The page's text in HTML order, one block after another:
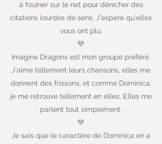
à fouiner sur le net pour dénicher des
citations lourdes de sens. J'espère qu'elles
vous ont plu.
💚
Imagine Dragons est mon groupe préféré.
J'aime tellement leurs chansons, elles me
donnent des frissons, et comme Dominica,
je me retrouve tellement en elles. Elles me
parlent tout simplement.
💚
Je sais que le caractère de Dominica en a